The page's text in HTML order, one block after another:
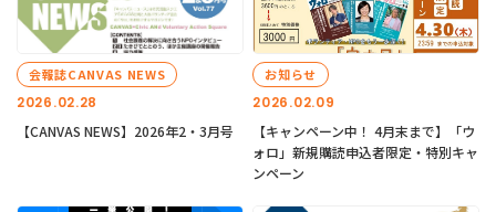
2026.02.28
会報誌CANVAS NEWS
【CANVAS NEWS】2026年2・3月号
2026.02.09
お知らせ
【キャンペーン中！ 4月末まで】「ウ
ォロ」新規購読申込者限定・特別キャ
ンペーン